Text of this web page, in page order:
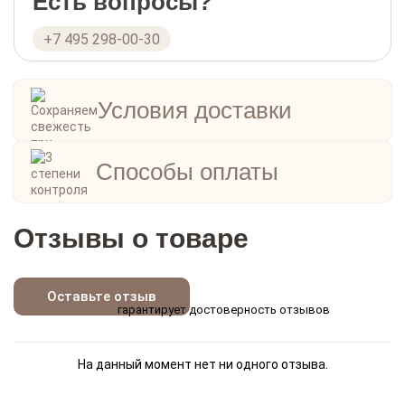
+7 495 298-00-30
Условия доставки
Способы оплаты
Отзывы о товаре
Оставьте отзыв
гарантирует достоверность отзывов
На данный момент нет ни одного отзыва.